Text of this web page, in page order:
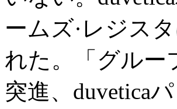
ームズ·レジス
れた。「グルー
突進、duvetica